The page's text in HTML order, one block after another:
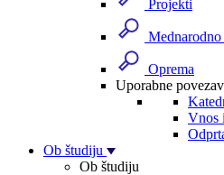
Projekti
Oprema
Uporabne
Vnos
Ob študiju
Ob študiju